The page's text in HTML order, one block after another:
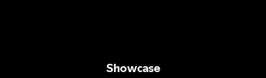
Showcase